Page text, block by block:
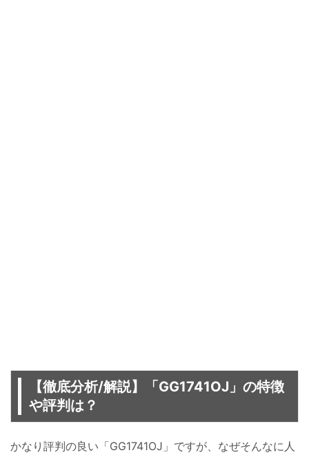
【徹底分析/解説】「GG1741OJ」の特徴
や評判は？
かなり評判の良い「GG1741OJ」ですが、なぜそんなに人